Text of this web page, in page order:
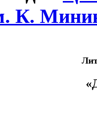
К.